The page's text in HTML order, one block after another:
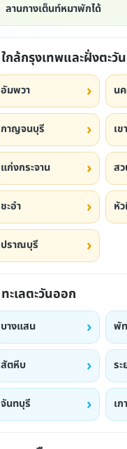
ลานกางเต็นท์หมาพักได้
ใกล้กรุงเทพและฝั่งตะวั
อัมพวา น
กาญจนบุรี เ
แก่งกระจาน ส
ชะอำ หั
ปราณบุรี
ทะเลตะวันออก
บางแสน พั
สัตหีบ ร
จันทบุรี เก